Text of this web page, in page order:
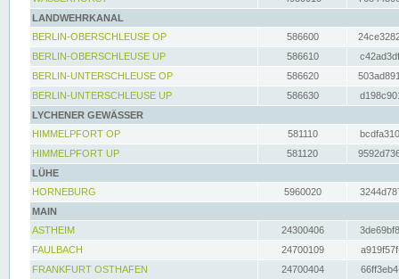
LANDWEHRKANAL
BERLIN-OBERSCHLEUSE OP
586600
BERLIN-OBERSCHLEUSE UP
586610
BERLIN-UNTERSCHLEUSE OP
586620
BERLIN-UNTERSCHLEUSE UP
586630
LYCHENER GEWÄSSER
HIMMELPFORT OP
581110
HIMMELPFORT UP
581120
LÜHE
HORNEBURG
5960020
MAIN
ASTHEIM
24300406
FAULBACH
24700109
FRANKFURT OSTHAFEN
24700404